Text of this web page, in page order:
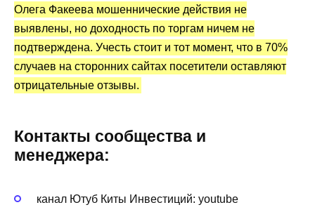
Олега Факеева мошеннические действия не
выявлены, но доходность по торгам ничем не
подтверждена. Учесть стоит и тот момент, что в 70%
случаев на сторонних сайтах посетители оставляют
отрицательные отзывы.
Контакты сообщества и
менеджера:
канал Ютуб Киты Инвестиций: youtube